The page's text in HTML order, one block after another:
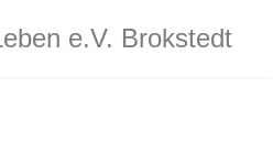
e.V. Brokstedt
Brokstedt